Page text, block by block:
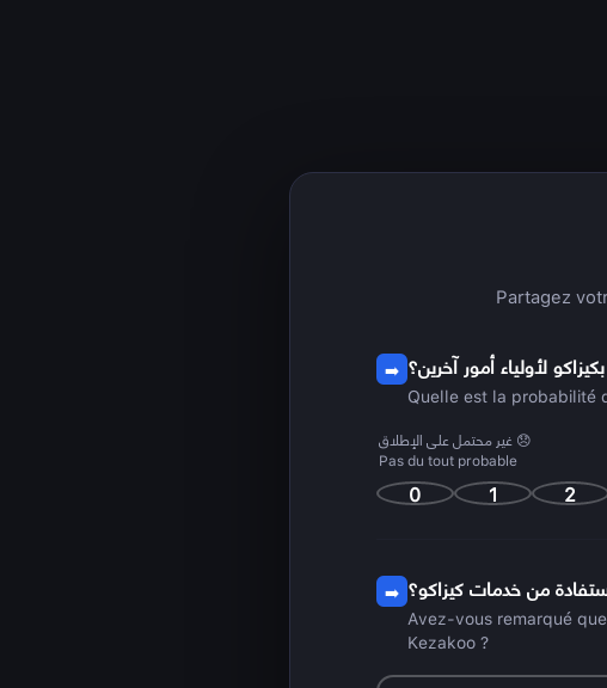
Partagez
➡️ لأولياء أمور آخرين؟
Quelle est la probabilité
😞 غير محتمل على الإطلاق
Pas du tout probable
0 1 2
➡️ من خدمات كيزاكو؟
Avez-vous remarqué
Kezakoo ?